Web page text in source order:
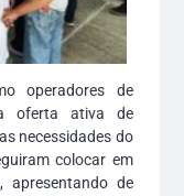
operadores de
oferta ativa de
necessidades do
colocar em
apresentando de